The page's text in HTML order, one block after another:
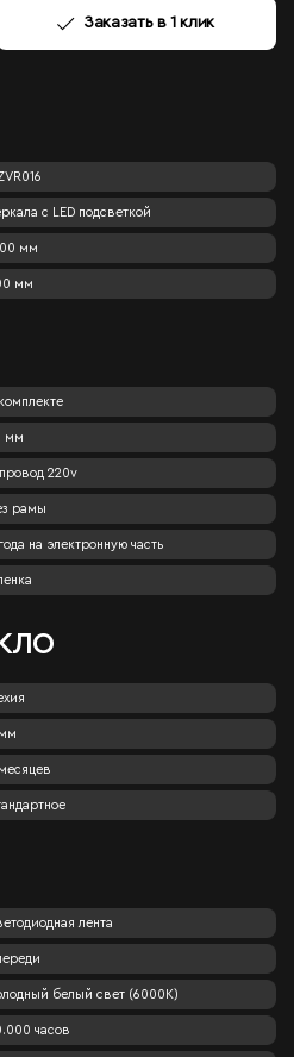
Заказать в 1 клик
c LED подсветкой
мм
мм
мм
220v
рамы
на электронную часть
лента
белый свет (6000К)
часов